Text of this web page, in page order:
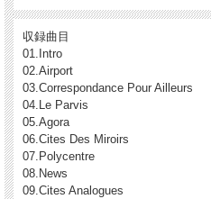
収録曲目
01.Intro
02.Airport
03.Correspondance Pour Ailleurs
04.Le Parvis
05.Agora
06.Cites Des Miroirs
07.Polycentre
08.News
09.Cites Analogues